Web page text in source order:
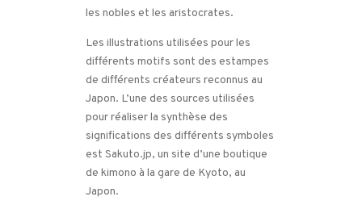
les nobles et les aristocrates.
Les illustrations utilisées pour les
différents motifs sont des estampes
de différents créateurs reconnus au
Japon. L’une des sources utilisées
pour réaliser la synthèse des
significations des différents symboles
est Sakuto.jp, un site d’une boutique
de kimono à la gare de Kyoto, au
Japon.